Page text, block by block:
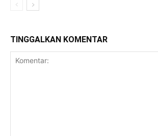
TINGGALKAN KOMENTAR